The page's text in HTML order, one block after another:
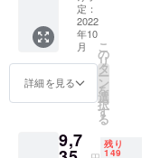
ただけたら
幸いです。
皆様、ご支
援よろしく
お願いしま
す。
理石ス
トーン
×8(ホワ
イト4、
ブラッ
ク4) グ
ラス×2
アイス
×1 布製
ポーチ×
定：
2022
年10
月
詳細を見る
こ
の
リ
タ
ー
ン
を
選
択
す
る
9,7 残り
149